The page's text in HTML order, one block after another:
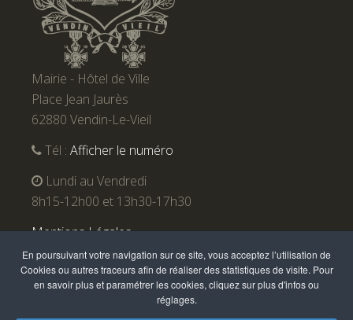
Mairie - Hôtel de Ville
Place Jean Jaurès
62880 Vendin-Le-Vieil
Tél : Afficher le numéro
Lundi au Vendredi
8h15-12h00 et 13h30-17h30
Mentions Légales
En poursuivant votre navigation sur ce site, vous acceptez l’utilisation de
Cookies ou autres traceurs afin de réaliser des statistiques de visite. Pour
en savoir plus et paramétrer les cookies, cliquez sur plus d'infos ou
réglages.